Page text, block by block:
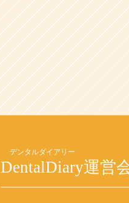
DentalDiary運営